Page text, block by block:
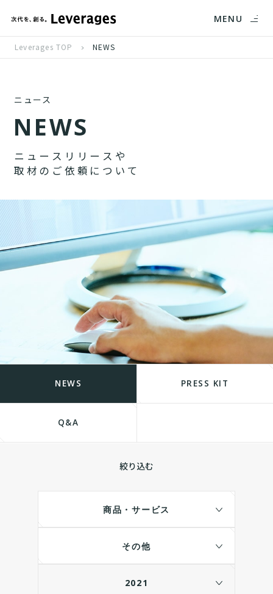
MENU
Leverages TOP NEWS
ニュース
NEWS
ニ ュ ー ス リ リ ー ス や
取 材 の ご 依 頼 に つ い て
NEWS PRESS KIT
Q&A
絞り込む
商品・サービス
その他
2021